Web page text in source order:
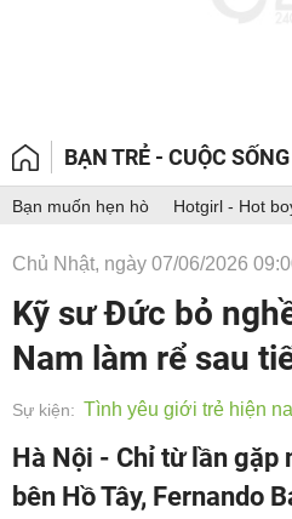
BẠN TRẺ - CUỘC SỐNG
Bạn muốn hẹn hò Hotgirl - Hot
Chủ Nhật, ngày 07/06/2026
Kỹ sư Đức bỏ
Nam làm rể sau
Sự kiện: Tình yêu giới trẻ hiện
Hà Nội - Chỉ từ lần gặp
bên Hồ Tây, Fernando